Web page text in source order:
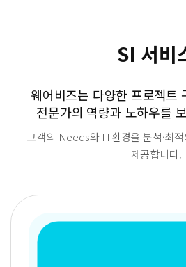
SI 서비
웨어비즈는 다양한 프로젝트
전문가의 역량과 노하우를
고객의 Needs와 IT환경을 분석·최
제공합니다.